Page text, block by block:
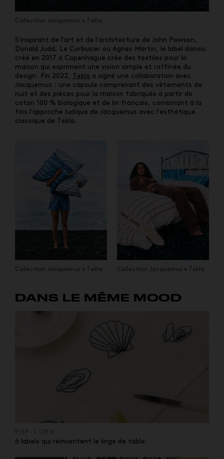
Collection Jacquemus x Tekla
S'inspirant de l'art et de l'architecture de John Pawson,
Donald Judd, Le Corbusier ou Agnes Martin, le label danois
créé en 2017 à Copenhague crée des textiles pour la
maison qui expriment une vision simple et raffinée du
design. Fin 2022,
Tekla a signé une collaboration avec
Jacquemus : une capsule comprenant des vêtements de
nuit et des pièces pour la maison fabriqués à partir de
coton 100 % biologique et de lin français, combinant à la
fois l'approche ludique de Jacquemus avec l'esthétique
classique de Tekla.
Collection Jacquemus x Tekla Collection Jacquemus x Tekla
DANS LE MÊME MOOD
6 labels qui réinventent le linge de table